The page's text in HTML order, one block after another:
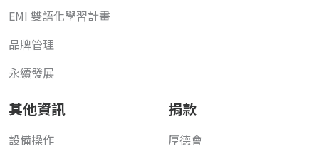
EMI 雙語化學習計畫
品牌管理
永續發展
其他資訊
設備操作
捐款
厚德會